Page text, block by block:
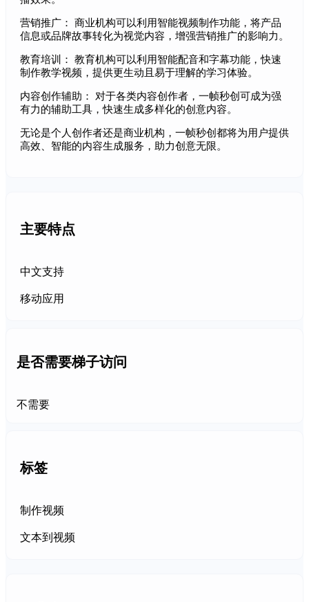
营销推广： 商业机构可以利用智能视频制作功能，将产品
信息或品牌故事转化为视觉内容，增强营销推广的影响力。
教育培训： 教育机构可以利用智能配音和字幕功能，快速
制作教学视频，提供更生动且易于理解的学习体验。
内容创作辅助： 对于各类内容创作者，一帧秒创可成为强
有力的辅助工具，快速生成多样化的创意内容。
无论是个人创作者还是商业机构，一帧秒创都将为用户提供
高效、智能的内容生成服务，助力创意无限。
主要特点
中文支持
移动应用
是否需要梯子访问
不需要
标签
制作视频
文本到视频